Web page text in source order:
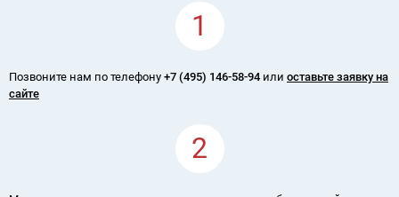
1
Позвоните нам по телефону +7 (495) 146-58-94 или оставьте заявку на
сайте
2